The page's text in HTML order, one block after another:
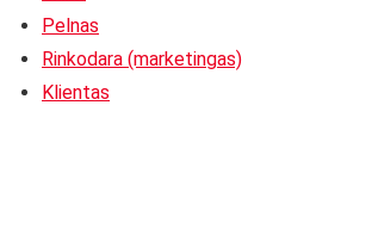
Pelnas
Rinkodara (marketingas)
Klientas